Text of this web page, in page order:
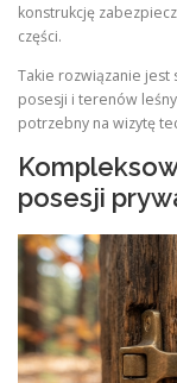
konstrukcję
części.
Takie rozwiązanie jest
posesji i terenów
potrzebny na wizytę
posesji